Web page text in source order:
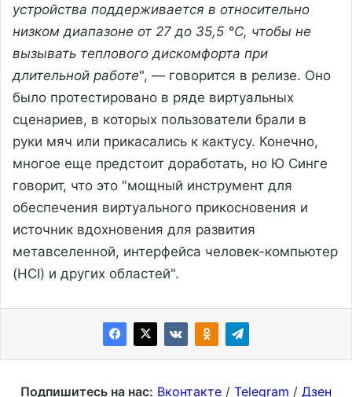
устройства поддерживается в относительно
низком диапазоне от 27 до 35,5 °C, чтобы не
вызывать теплового дискомфорта при
длительной работе", — говорится в релизе. Оно
было протестировано в ряде виртуальных
сценариев, в которых пользователи брали в
руки мяч или прикасались к кактусу. Конечно,
многое еще предстоит доработать, но Ю Синге
говорит, что это "мощный инструмент для
обеспечения виртуального прикосновения и
источник вдохновения для развития
метавселенной, интерфейса человек-компьютер
(HCI) и других областей".
Подпишитесь на нас: Вконтакте / Telegram / Дзен